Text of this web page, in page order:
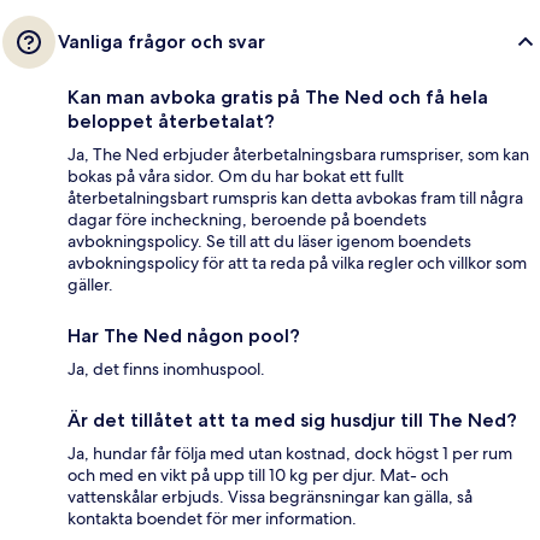
Vanliga frågor och svar
Kan man avboka gratis på The Ned och få hela
beloppet återbetalat?
Ja, The Ned erbjuder återbetalningsbara rumspriser, som kan
bokas på våra sidor. Om du har bokat ett fullt
återbetalningsbart rumspris kan detta avbokas fram till några
dagar före incheckning, beroende på boendets
avbokningspolicy. Se till att du läser igenom boendets
avbokningspolicy för att ta reda på vilka regler och villkor som
gäller.
Har The Ned någon pool?
Ja, det finns inomhuspool.
Är det tillåtet att ta med sig husdjur till The Ned?
Ja, hundar får följa med utan kostnad, dock högst 1 per rum
och med en vikt på upp till 10 kg per djur. Mat- och
vattenskålar erbjuds. Vissa begränsningar kan gälla, så
kontakta boendet för mer information.